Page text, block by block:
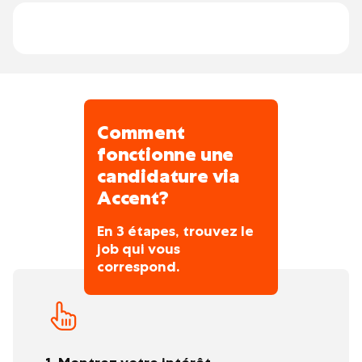
Comment
fonctionne une
candidature via
Accent?
En 3 étapes, trouvez le
job qui vous
correspond.